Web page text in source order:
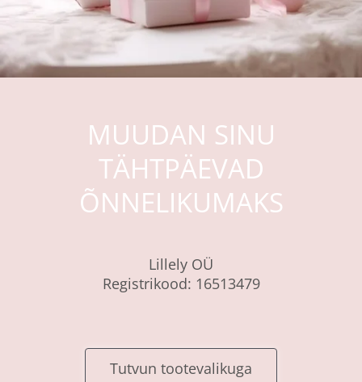
MUUDAN SINU
TÄHTPÄEVAD
ÕNNELIKUMAKS
Lillely OÜ
Registrikood: 16513479
Tutvun tootevalikuga